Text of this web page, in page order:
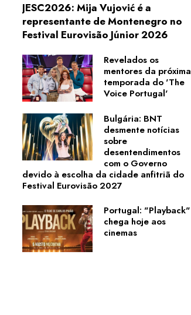
JESC2026: Mija Vujović é a
representante de Montenegro no
Festival Eurovisão Júnior 2026
Revelados os
mentores da próxima
temporada do 'The
Voice Portugal'
Bulgária: BNT
desmente notícias
sobre
desentendimentos
com o Governo
devido à escolha da cidade anfitriã do
Festival Eurovisão 2027
Portugal: "Playback"
chega hoje aos
cinemas